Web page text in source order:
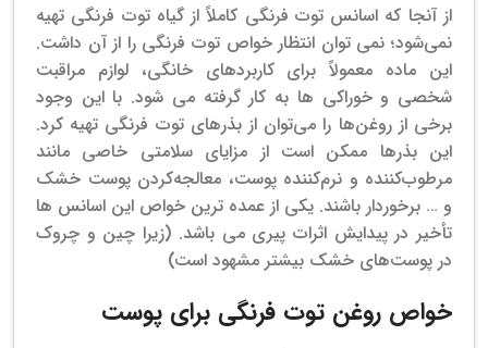
از آنجا که اسانس توت فرنگی کاملاً از گیاه توت فرنگی تهیه
نمی‌شود؛ نمی توان انتظار خواص توت فرنگی را از آن داشت.
این ماده معمولاً برای کاربردهای خانگی، لوازم مراقبت
شخصی و خوراکی ها به کار گرفته می شود. با این وجود
برخی از روغن‌ها را می‌توان از بذرهای توت فرنگی تهیه کرد.
این بذرها ممکن است از مزایای سلامتی خاصی مانند
مرطوب‌کننده و نرم‌کننده پوست، معالجه‌کردن پوست خشک
و … برخوردار باشند. یکی از عمده ترین خواص این اسانس ها
تأخیر در پیدایش اثرات پیری می باشد. (زیرا چین و چروک
در پوست‌های خشک بیشتر مشهود است)
خواص روغن توت فرنگی برای پوست